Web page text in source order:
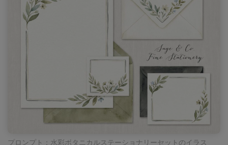
プロンプト：水彩ボタニカルステーショナリーセットのイラス